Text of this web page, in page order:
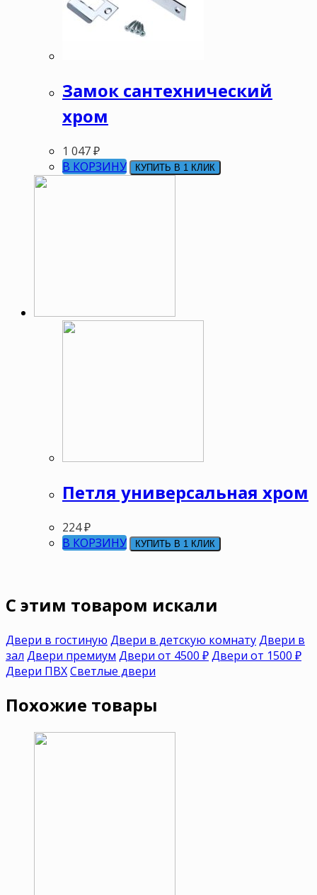
Замок сантехнический
хром
1 047₽
В КОРЗИНУ
КУПИТЬ В 1 КЛИК
Петля универсальная хром
224₽
В КОРЗИНУ
КУПИТЬ В 1 КЛИК
C этим товаром искали
Двери в гостиную Двери в детскую комнатуДвери в
зал Двери премиум Двери от 4500 ₽Двери от 1500 ₽
Двери ПВХСветлые двери
Похожие товары